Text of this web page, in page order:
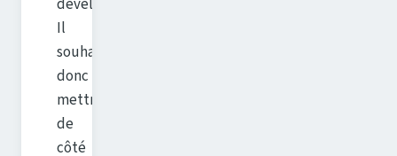
développement.
Il
souhaite
donc
mettre
de
côté